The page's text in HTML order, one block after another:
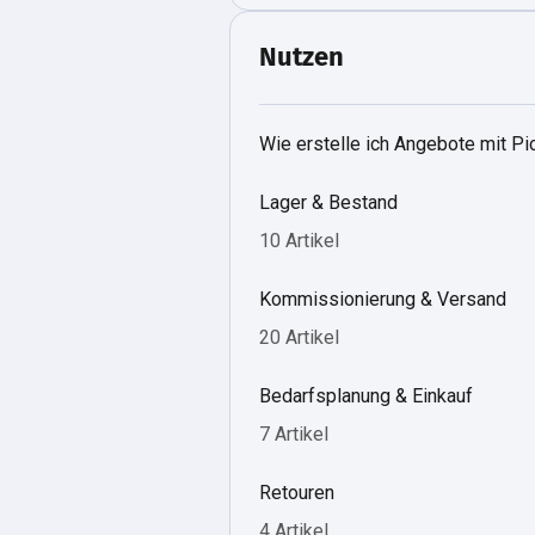
Nutzen
Wie erstelle ich Angebote mit
Lager & Bestand
10 Artikel
Kommissionierung & Versand
20 Artikel
Bedarfsplanung & Einkauf
7 Artikel
Retouren